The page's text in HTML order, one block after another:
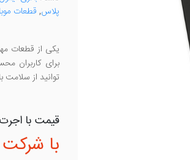
پلاس, قطعات
یکی از قطعات
برای کاربران
توانید از
با